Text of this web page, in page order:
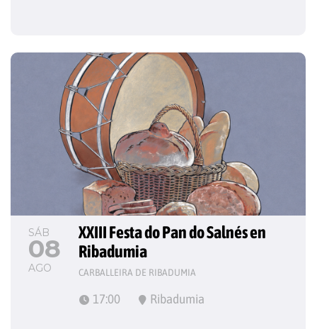
SÁB
08
AGO
XXIII Festa do Pan do Salnés en
Ribadumia
CARBALLEIRA DE RIBADUMIA
17:00 Ribadumia